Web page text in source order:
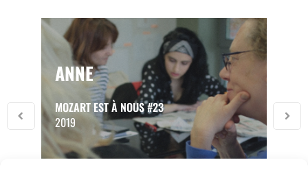
ANNE
MOZART EST À NOUS #23
2019